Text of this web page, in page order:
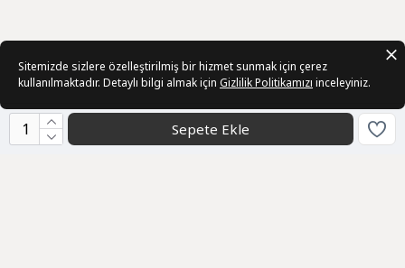
Sepete Ekle
Sitemizde sizlere özelleştirilmiş bir hizmet sunmak için çerez
kullanılmaktadır. Detaylı bilgi almak için Gizlilik Politikamızı inceleyiniz.